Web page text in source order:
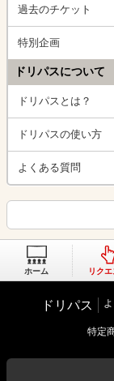
過去のチケット
特別企画
ドリパスについて
ドリパスとは？
ドリパスの使い方
よくある質問
ホーム リクエ
ドリパス
特定